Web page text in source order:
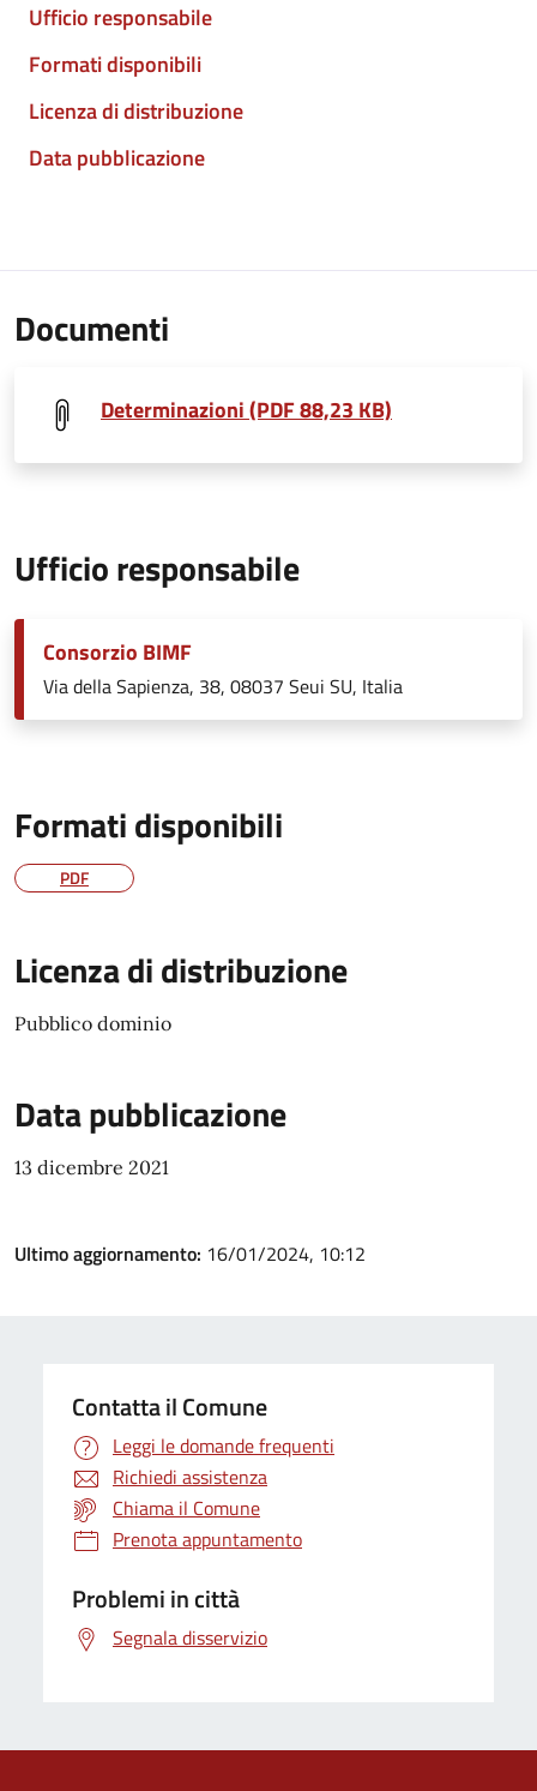
Ufficio responsabile
Formati disponibili
Licenza di distribuzione
Data pubblicazione
Documenti
Determinazioni (PDF 88,23 KB)
Ufficio responsabile
Consorzio BIMF
Via della Sapienza, 38, 08037 Seui SU, Italia
Formati disponibili
PDF
Licenza di distribuzione
Pubblico dominio
Data pubblicazione
13 dicembre 2021
Ultimo aggiornamento: 16/01/2024, 10:12
Contatta il Comune
Leggi le domande frequenti
Richiedi assistenza
Chiama il Comune
Prenota appuntamento
Problemi in città
Segnala disservizio